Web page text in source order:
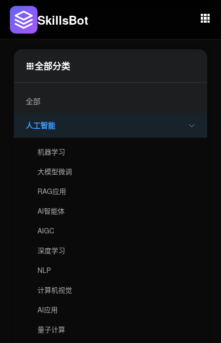
SkillsBot
全部分类
全部
人工智能
机器学习
大模型微调
RAG应用
AI智能体
AIGC
深度学习
NLP
计算机视觉
AI应用
量子计算